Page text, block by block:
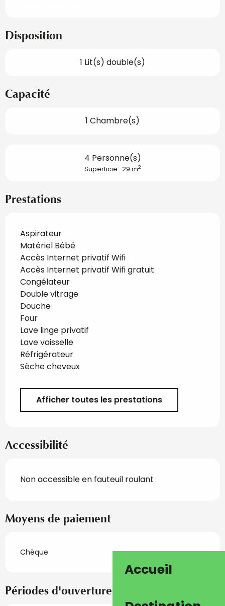
Accueil
Disposition
1 Lit(s) double(s)
Capacité
1 Chambre(s)
4 Personne(s)
Superficie : 29 m2
Prestations
Aspirateur
Matériel Bébé
Accès Internet privatif Wifi
Accès Internet privatif Wifi gratuit
Congélateur
Double vitrage
Douche
Four
Lave linge privatif
Lave vaisselle
Réfrigérateur
Sèche cheveux
Afficher toutes les prestations
Accessibilité
Non accessible en fauteuil roulant
Moyens de paiement
Chèque
Périodes d'ouverture